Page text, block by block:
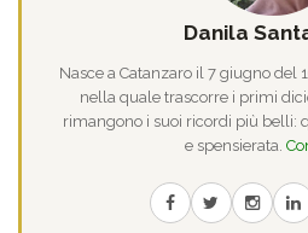
Danila
Nasce a Catanzaro il 7 giugno del
nella quale trascorre i primi
rimangono i suoi ricordi più belli:
e spensierata.